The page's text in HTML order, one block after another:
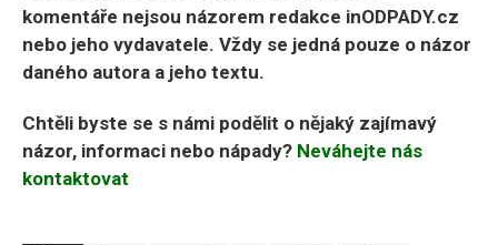
komentáře nejsou názorem redakce inODPADY.cz
nebo jeho vydavatele. Vždy se jedná pouze o názor
daného autora a jeho textu.
Chtěli byste se s námi podělit o nějaký zajímavý
názor, informaci nebo nápady? Neváhejte nás
kontaktovat